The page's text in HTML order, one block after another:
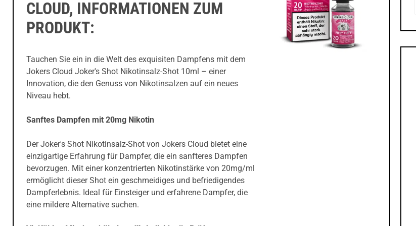
CLOUD, INFORMATIONEN ZUM
PRODUKT:
Tauchen Sie ein in die Welt des exquisiten Dampfens mit dem
Jokers Cloud Joker's Shot Nikotinsalz-Shot 10ml – einer
Innovation, die den Genuss von Nikotinsalzen auf ein neues
Niveau hebt.
Sanftes Dampfen mit 20mg Nikotin
Der Joker's Shot Nikotinsalz-Shot von Jokers Cloud bietet eine
einzigartige Erfahrung für Dampfer, die ein sanfteres Dampfen
bevorzugen. Mit einer konzentrierten Nikotinstärke von 20mg/ml
ermöglicht dieser Shot ein geschmeidiges und befriedigendes
Dampferlebnis. Ideal für Einsteiger und erfahrene Dampfer, die
eine mildere Alternative suchen.